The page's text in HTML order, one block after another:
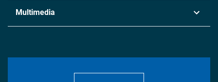
Metall
Energie
Multimedia